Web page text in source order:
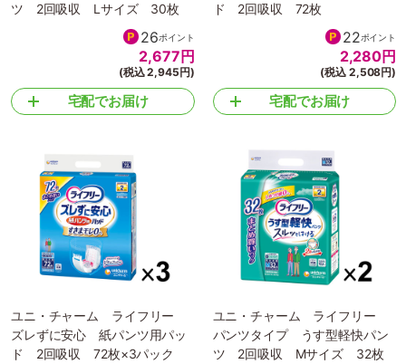
ツ 2回吸収 Lサイズ 30枚
26ポイント
2,677 円
(税込 2,945円)
宅配でお届け
ド 2回吸収 72枚
22ポイント
2,280円
(税込 2,508円)
宅配でお届け
ユニ・チャーム ライフリー
ズレずに安心 紙パンツ用パッ
ド 2回吸収 72枚×3パック
ユニ・チャーム ライフリー
パンツタイプ うす型軽快パン
ツ 2回吸収 Mサイズ 32枚